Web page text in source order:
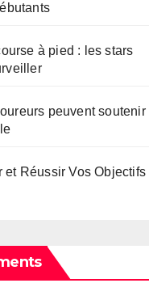
à pied : les stars
peuvent soutenir
et Réussir Vos Objectifs